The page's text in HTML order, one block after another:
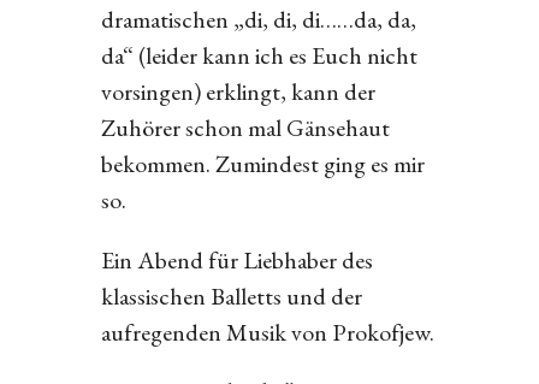
dramatischen „di, di, di……da, da,
da“ (leider kann ich es Euch nicht
vorsingen) erklingt, kann der
Zuhörer schon mal Gänsehaut
bekommen. Zumindest ging es mir
so.
Ein Abend für Liebhaber des
klassischen Balletts und der
aufregenden Musik von Prokofjew.